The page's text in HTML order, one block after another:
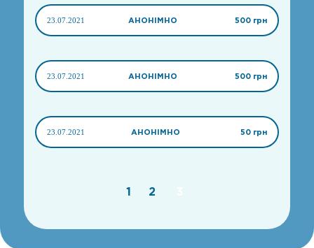
23.07.2021 АНОНІМНО 500 грн
23.07.2021 АНОНІМНО 500 грн
23.07.2021 АНОНІМНО 50 грн
1 2